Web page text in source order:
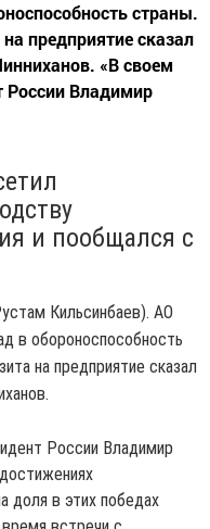
страны.
предприятие сказал
«В своем
России Владимир
и пообщался с
Кильсинбаев). АО
в обороноспособность
на предприятие сказал
России Владимир
доля в этих победах